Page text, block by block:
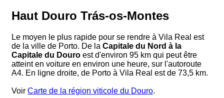
Haut Douro Trás-os-Montes
Le moyen le plus rapide pour se rendre à Vila Real est
de la ville de Porto. De la Capitale du Nord à la
Capitale du Douro est d'environ 95 km qui peut être
atteint en voiture en environ une heure, sur l'autoroute
A4. En ligne droite, de Porto à Vila Real est de 73,5 km.
Voir Carte de la région viticole du Douro.